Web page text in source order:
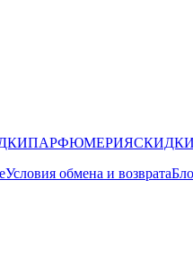
ПАРФЮМЕРИЯСКИДКИ
Условия обмена и возврата